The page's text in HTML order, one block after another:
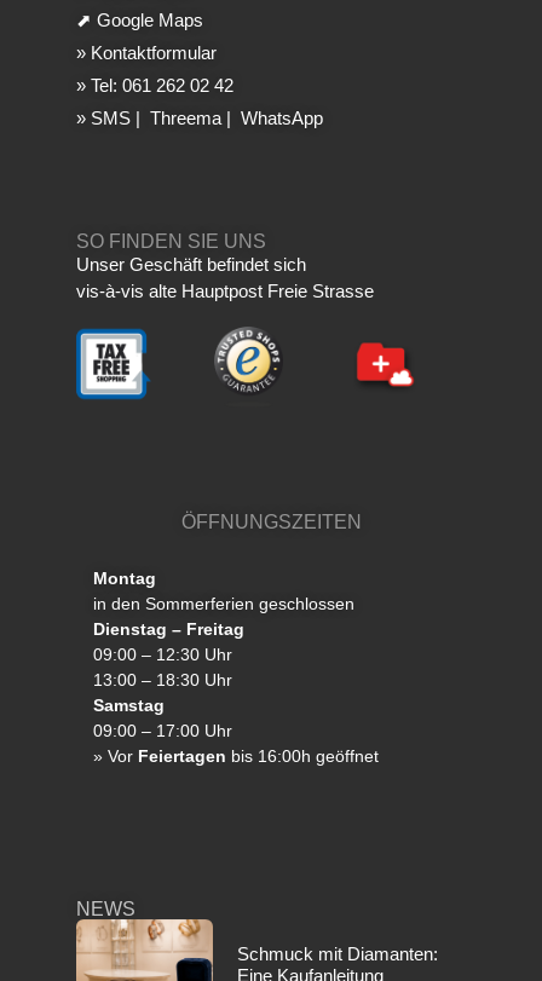
⬈ Google Maps
» Kontaktformular
» Tel: 061 262 02 42
» SMS| Threema| WhatsApp
SO FINDEN SIE UNS
Unser Geschäft befindet sich
vis-à-vis alte Hauptpost Freie Strasse
ÖFFNUNGSZEITEN
Montag
in den Sommerferien geschlossen
Dienstag – Freitag
09:00 – 12:30 Uhr
13:00 – 18:30 Uhr
Samstag
09:00 – 17:00 Uhr
» Vor Feiertagen bis 16:00h geöffnet
NEWS
Schmuck mit Diamanten:
Eine Kaufanleitung